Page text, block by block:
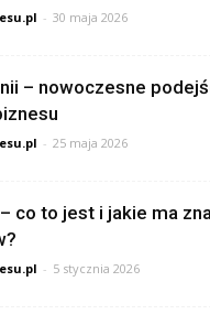
- 30 maja 2026
– nowoczesne
- 25 maja 2026
co to jest i jakie ma
- 5 stycznia 2026